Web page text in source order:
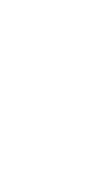
EX 60HZ
EU
CIS
CIS